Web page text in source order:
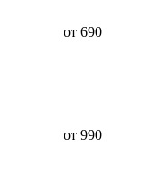
от 690
от 990